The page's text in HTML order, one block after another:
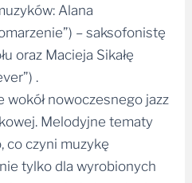
Alana
– saksofonistę
oraz Macieja Sikałę
.
wokół nowoczesnego jazz
Melodyjne tematy
co czyni muzykę
tylko dla wyrobionych